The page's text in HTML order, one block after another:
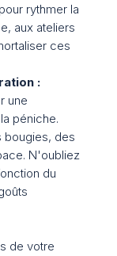
rythmer la
aux ateliers
ces
:
une
péniche.
bougies, des
N'oubliez
du
de votre